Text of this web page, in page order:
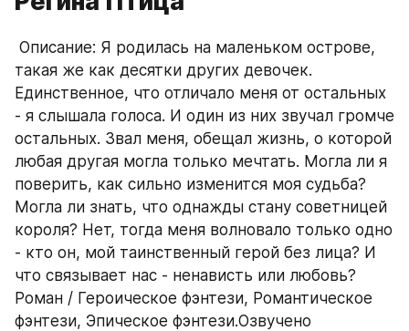
такая же как десятки других девочек.
Единственное, что отличало меня от остальных
- я слышала голоса. И один из них звучал громче
остальных. Звал меня, обещал жизнь, о которой
любая другая могла только мечтать. Могла ли я
поверить, как сильно изменится моя судьба?
Могла ли знать, что однажды стану советницей
короля? Нет, тогда меня волновало только одно
- кто он, мой таинственный герой без лица? И
что связывает нас - ненависть или любовь?
Роман / Героическое фэнтези, Романтическое
фэнтези, Эпическое фэнтези.Озвучено